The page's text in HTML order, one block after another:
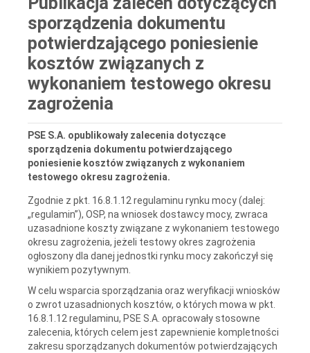
sporządzenia dokumentu
potwierdzającego poniesienie
kosztów związanych z
wykonaniem testowego okresu
zagrożenia
PSE S.A. opublikowały zalecenia dotyczące
sporządzenia dokumentu potwierdzającego
poniesienie kosztów związanych z wykonaniem
testowego okresu zagrożenia.
Zgodnie z pkt. 16.8.1.12 regulaminu rynku mocy (dalej:
„regulamin”), OSP, na wniosek dostawcy mocy, zwraca
uzasadnione koszty związane z wykonaniem testowego
okresu zagrożenia, jeżeli testowy okres zagrożenia
ogłoszony dla danej jednostki rynku mocy zakończył się
wynikiem pozytywnym.
W celu wsparcia sporządzania oraz weryfikacji wniosków
o zwrot uzasadnionych kosztów, o których mowa w pkt.
16.8.1.12 regulaminu, PSE S.A. opracowały stosowne
zalecenia, których celem jest zapewnienie kompletności
zakresu sporządzanych dokumentów potwierdzających